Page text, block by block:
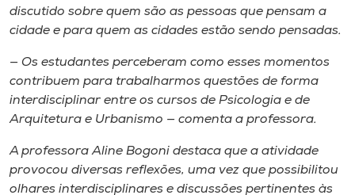
discutido sobre quem são as pessoas que pensam a
cidade e para quem as cidades estão sendo pensadas.
— Os estudantes perceberam como esses momentos
contribuem para trabalharmos questões de forma
interdisciplinar entre os cursos de Psicologia e de
Arquitetura e Urbanismo — comenta a professora.
A professora Aline Bogoni destaca que a atividade
provocou diversas reflexões, uma vez que possibilitou
olhares interdisciplinares e discussões pertinentes às